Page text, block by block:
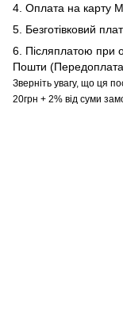
4. Оплата на карту
5. Безготівковий
6. Післяплатою при
Пошти
Зверніть увагу, що ця
20грн + 2% від суми